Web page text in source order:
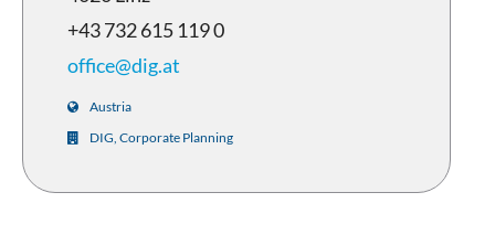
+43 732 615 119 0
office@dig.at
Austria
DIG, Corporate Planning